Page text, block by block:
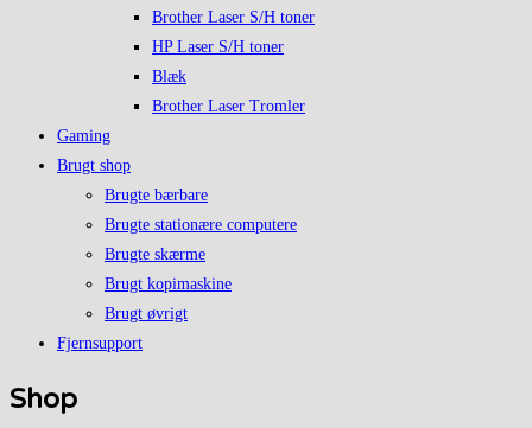
Brother Laser S/H toner
HP Laser S/H toner
Blæk
Brother Laser Tromler
Gaming
Brugt shop
Brugte bærbare
Brugte stationære computere
Brugte skærme
Brugt kopimaskine
Brugt øvrigt
Fjernsupport
Shop